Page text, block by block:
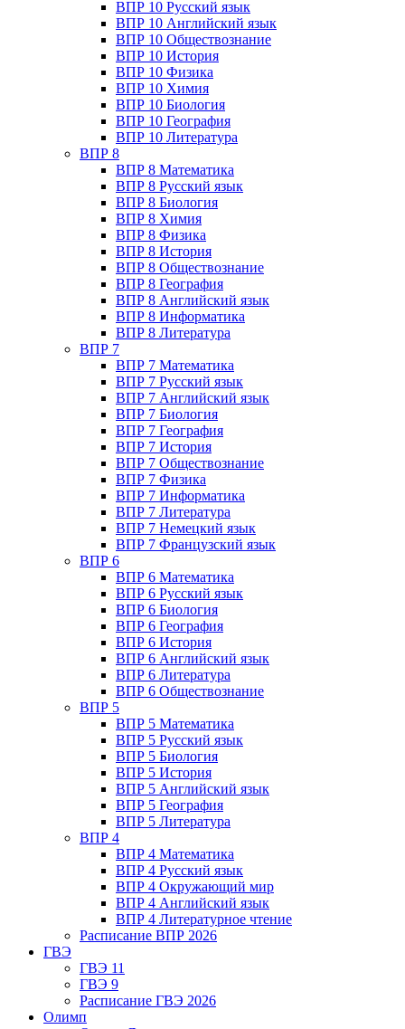
ВПР 10 Русский язык
ВПР 10 Английский язык
ВПР 10 Обществознание
ВПР 10 История
ВПР 10 Физика
ВПР 10 Химия
ВПР 10 Биология
ВПР 10 География
ВПР 10 Литература
ВПР 8
ВПР 8 Математика
ВПР 8 Русский язык
ВПР 8 Биология
ВПР 8 Химия
ВПР 8 Физика
ВПР 8 История
ВПР 8 Обществознание
ВПР 8 География
ВПР 8 Английский язык
ВПР 8 Информатика
ВПР 8 Литература
ВПР 7
ВПР 7 Математика
ВПР 7 Русский язык
ВПР 7 Английский язык
ВПР 7 Биология
ВПР 7 География
ВПР 7 История
ВПР 7 Обществознание
ВПР 7 Физика
ВПР 7 Информатика
ВПР 7 Литература
ВПР 7 Немецкий язык
ВПР 7 Французский язык
ВПР 6
ВПР 6 Математика
ВПР 6 Русский язык
ВПР 6 Биология
ВПР 6 География
ВПР 6 История
ВПР 6 Английский язык
ВПР 6 Литература
ВПР 6 Обществознание
ВПР 5
ВПР 5 Математика
ВПР 5 Русский язык
ВПР 5 Биология
ВПР 5 История
ВПР 5 Английский язык
ВПР 5 География
ВПР 5 Литература
ВПР 4
ВПР 4 Математика
ВПР 4 Русский язык
ВПР 4 Окружающий мир
ВПР 4 Английский язык
ВПР 4 Литературное чтение
Расписание ВПР 2026
ГВЭ
ГВЭ 11
ГВЭ 9
Расписание ГВЭ 2026
Олимп